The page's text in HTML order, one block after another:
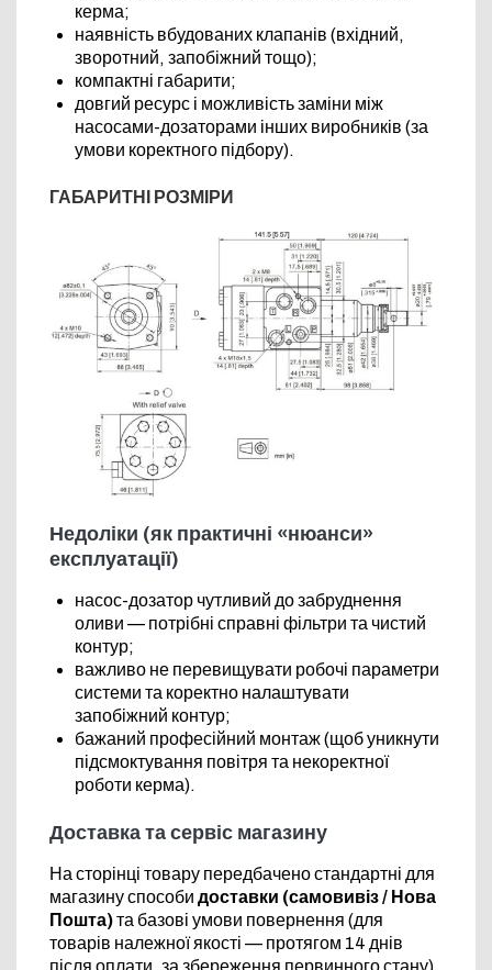
керма;
наявність вбудованих клапанів (вхідний,
зворотний, запобіжний тощо);
компактні габарити;
довгий ресурс і можливість заміни між
насосами-дозаторами інших виробників (за
умови коректного підбору).
ГАБАРИТНІ РОЗМІРИ
Недоліки (як практичні «нюанси»
експлуатації)
насос-дозатор чутливий до забруднення
оливи — потрібні справні фільтри та чистий
контур;
важливо не перевищувати робочі параметри
системи та коректно налаштувати
запобіжний контур;
бажаний професійний монтаж (щоб уникнути
підсмоктування повітря та некоректної
роботи керма).
Доставка та сервіс магазину
На сторінці товару передбачено стандартні для
магазину способи доставки (самовивіз / Нова
Пошта)та базові умови повернення (для
товарів належної якості — протягом 14 днів